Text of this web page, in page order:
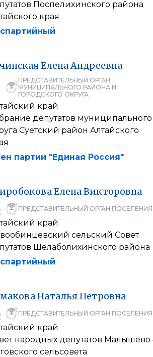
Поспелихинского района
края
ЕленаАндреевна
ПРЕДСТАВИТЕЛЬНЫЙ ОРГАН
МУНИЦИПАЛЬНОГО РАЙОНА И
ГОРОДСКОГО ОКРУГА
край
депутатов муниципального
Суетский район Алтайского
партии "Единая Россия"
ЕленаВикторовна
ПРЕДСТАВИТЕЛЬНЫЙ ОРГАН ПОСЕЛЕНИЯ
край
сельский Совет
Шелаболихинского района
НатальяПетровна
ПРЕДСТАВИТЕЛЬНЫЙ ОРГАН ПОСЕЛЕНИЯ
край
народных депутатов Малышево-
сельсовета